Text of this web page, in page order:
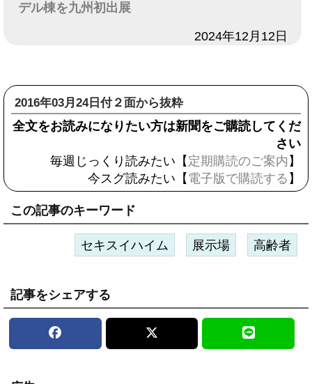
デル棟を九州初出展
2024年12月12日
2016年03月24日付２面から抜粋
全文をお読みになりたい方は新聞をご購読してくだ
さい
毎週じっくり読みたい【 定期購読のご案内 】
今スグ読みたい【 電子版で購読する 】
この記事のキーワード
セキスイハイム 展示場 高齢者
記事をシェアする